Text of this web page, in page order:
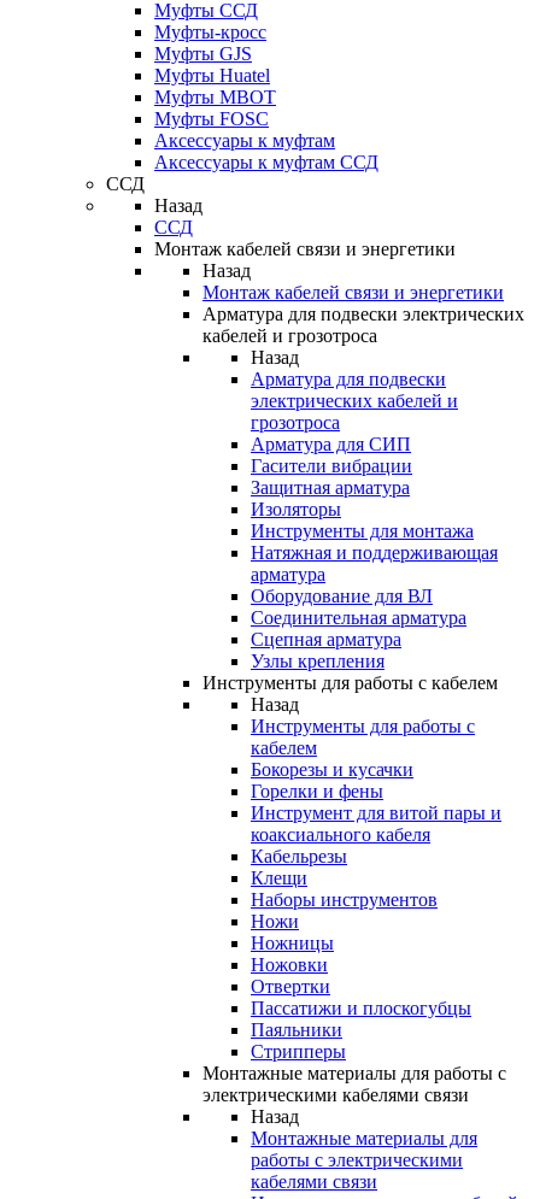
Муфты ССД
Муфты-кросс
Муфты GJS
Муфты Huatel
Муфты МВОТ
Муфты FOSC
Аксессуары к муфтам
Аксессуары к муфтам ССД
ССД
Назад
ССД
Монтаж кабелей связи и энергетики
Назад
Монтаж кабелей связи и энергетики
Арматура для подвески электрических
кабелей и грозотроса
Назад
Арматура для подвески
электрических кабелей и
грозотроса
Арматура для СИП
Гасители вибрации
Защитная арматура
Изоляторы
Инструменты для монтажа
Натяжная и поддерживающая
арматура
Оборудование для ВЛ
Соединительная арматура
Сцепная арматура
Узлы крепления
Инструменты для работы с кабелем
Назад
Инструменты для работы с
кабелем
Бокорезы и кусачки
Горелки и фены
Инструмент для витой пары и
коаксиального кабеля
Кабельрезы
Клещи
Наборы инструментов
Ножи
Ножницы
Ножовки
Отвертки
Пассатижи и плоскогубцы
Паяльники
Стрипперы
Монтажные материалы для работы с
электрическими кабелями связи
Назад
Монтажные материалы для
работы с электрическими
кабелями связи